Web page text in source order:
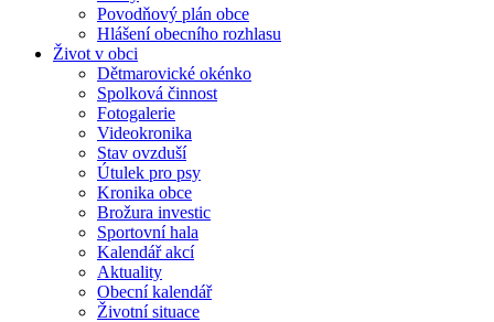
Povodňový plán obce
Hlášení obecního rozhlasu
Život v obci
Dětmarovické okénko
Spolková činnost
Fotogalerie
Videokronika
Stav ovzduší
Útulek pro psy
Kronika obce
Brožura investic
Sportovní hala
Kalendář akcí
Aktuality
Obecní kalendář
Životní situace